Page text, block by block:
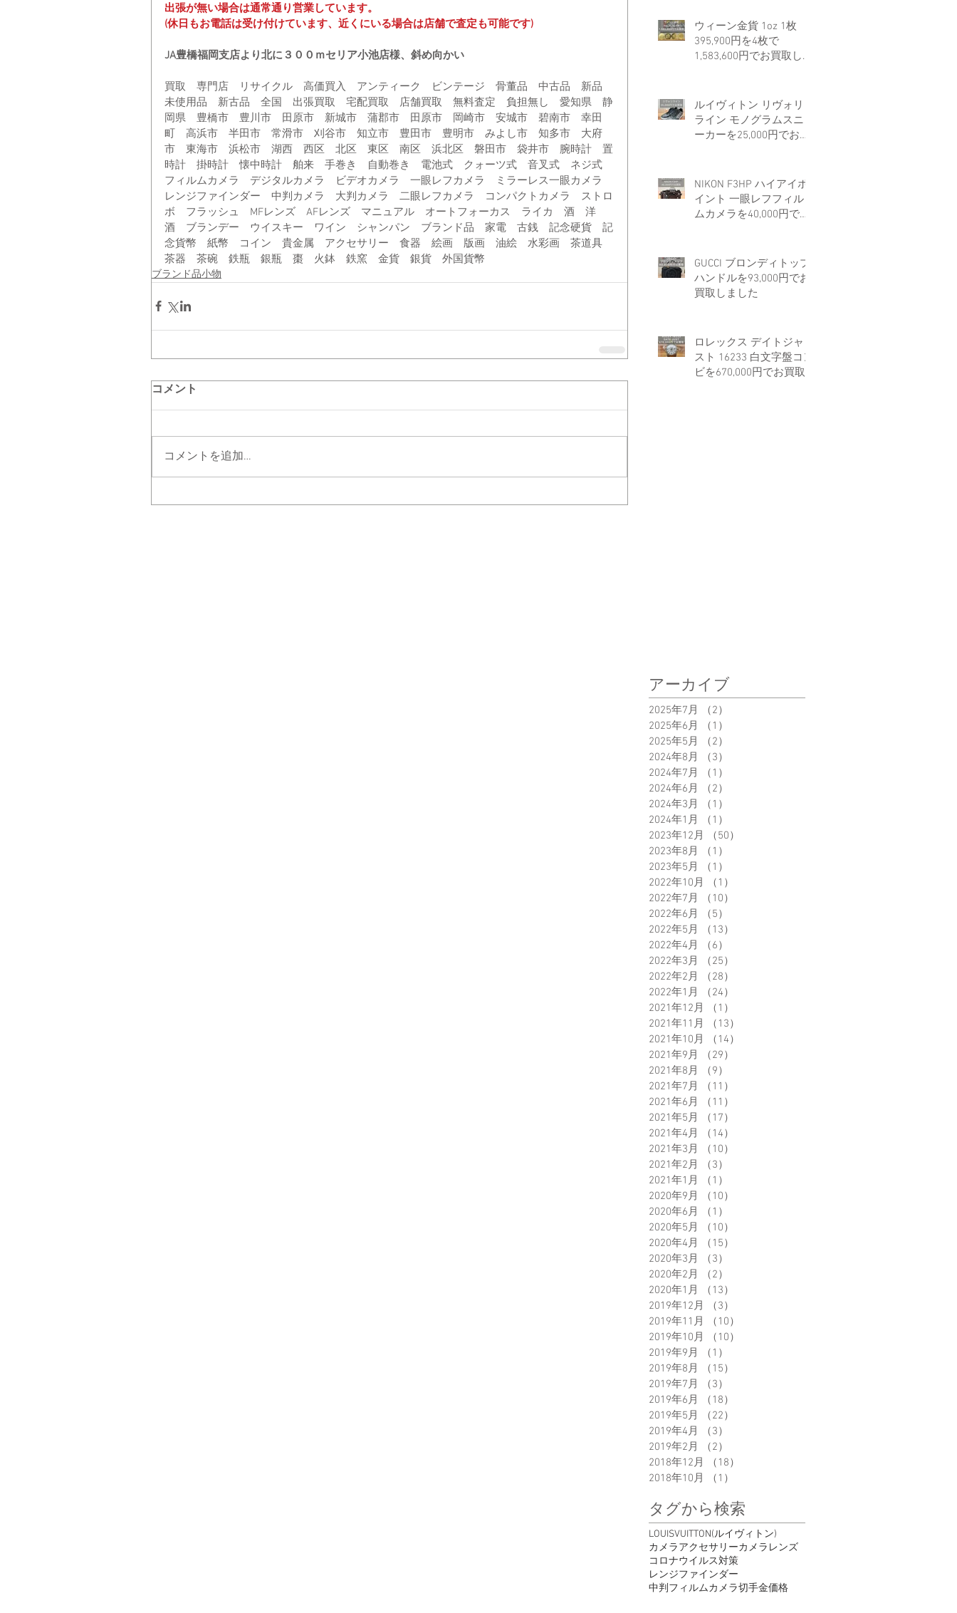
出張が無い場合は通常通り営業しています。
(休日もお電話は受け付けています、近くにいる場合は店舗で査定も可能です)
JA豊橋福岡支店より北に３００ｍセリア小池店様、斜め向かい
買取　専門店　リサイクル　高価買入　アンティーク　ビンテージ　骨董品　中古品　新品
未使用品　新古品　全国　出張買取　宅配買取　店舗買取　無料査定　負担無し　愛知県　静
岡県　豊橋市　豊川市　田原市　新城市　蒲郡市　田原市　岡崎市　安城市　碧南市　幸田
町　高浜市　半田市　常滑市　刈谷市　知立市　豊田市　豊明市　みよし市　知多市　大府
市　東海市　浜松市　湖西　西区　北区　東区　南区　浜北区　磐田市　袋井市　腕時計　置
時計　掛時計　懐中時計　舶来　手巻き　自動巻き　電池式　クォーツ式　音叉式　ネジ式
フィルムカメラ　デジタルカメラ　ビデオカメラ　一眼レフカメラ　ミラーレス一眼カメラ
レンジファインダー　中判カメラ　大判カメラ　二眼レフカメラ　コンパクトカメラ　ストロ
ボ　フラッシュ　MFレンズ　AFレンズ　マニュアル　オートフォーカス　ライカ　酒　洋
酒　ブランデー　ウイスキー　ワイン　シャンパン　ブランド品　家電　古銭　記念硬貨　記
念貨幣　紙幣　コイン　貴金属　アクセサリー　食器　絵画　版画　油絵　水彩画　茶道具
茶器　茶碗　鉄瓶　銀瓶　棗　火鉢　鉄窯　金貨　銀貨　外国貨幣
ブランド品小物
コメント
コメントを追加…
ウィーン金貨 1oz 1枚
395,900円を4枚で
1,583,600円でお買取しま
ルイヴィトン リヴォリ
ライン モノグラムスニ
ーカーを25,000円でお買
NIKON F3HP ハイアイポ
イント 一眼レフフィル
ムカメラを40,000円でお
GUCCI ブロンディトップ
ハンドルを93,000円でお
買取しました
ロレックス デイトジャ
スト 16233 白文字盤コン
ビを670,000円でお買取
アーカイブ
2025年7月 （2）
2025年6月
（1）
2025年5月
（2）
2024年8月
（3）
2024年7月
（1）
2024年6月
（2）
2024年3月
（1）
2024年1月
（1）
2023年12月
（50）
2023年8月
（1）
2023年5月
（1）
2022年10月
（1）
2022年7月
（10）
2022年6月
（5）
2022年5月
（13）
2022年4月
（6）
2022年3月
（25）
2022年2月
（28）
2022年1月
（24）
2021年12月
（1）
2021年11月
（13）
2021年10月
（14）
2021年9月
（29）
2021年8月
（9）
2021年7月
（11）
2021年6月
（11）
2021年5月
（17）
2021年4月
（14）
2021年3月
（10）
2021年2月
（3）
2021年1月
（1）
2020年9月
（10）
2020年6月
（1）
2020年5月
（10）
2020年4月
（15）
2020年3月
（3）
2020年2月
（2）
2020年1月
（13）
2019年12月
（3）
2019年11月
（10）
2019年10月
（10）
2019年9月
（1）
2019年8月
（15）
2019年7月
（3）
2019年6月
（18）
2019年5月
（22）
2019年4月
（3）
2019年2月
（2）
2018年12月
（18）
2018年10月
（1）
タグから検索
LOUISVUITTON(ルイヴィトン)
カメラアクセサリーカメラレンズ
コロナウイルス対策
レンジファインダー
中判フィルムカメラ切手金価格